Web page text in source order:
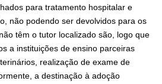
para tratamento hospitalar e
não podendo ser devolvidos para os
têm o tutor localizado são, logo que
a instituições de ensino parceiras
realização de exame de
a destinação à adoção